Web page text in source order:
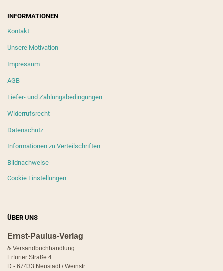
INFORMATIONEN
Kontakt
Unsere Motivation
Impressum
AGB
Liefer- und Zahlungsbedingungen
Widerrufsrecht
Datenschutz
Informationen zu Verteilschriften
Bildnachweise
Cookie Einstellungen
ÜBER UNS
Ernst-Paulus-Verlag
& Versandbuchhandlung
Erfurter Straße 4
D - 67433 Neustadt / Weinstr.